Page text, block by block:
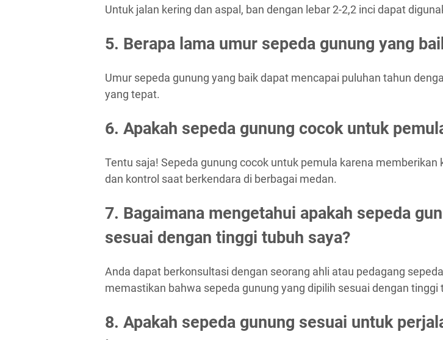
Untuk jalan kering dan aspal, ban dengan lebar 2-2,2 inci dapat
5. Berapa lama umur sepeda gunung yang
Umur sepeda gunung yang baik dapat mencapai puluhan tahun
yang tepat.
6. Apakah sepeda gunung cocok untuk
Tentu saja! Sepeda gunung cocok untuk pemula karena memberikan
dan kontrol saat berkendara di berbagai medan.
7. Bagaimana mengetahui apakah sepeda
sesuai dengan tinggi tubuh saya?
Anda dapat berkonsultasi dengan seorang ahli atau pedagang
memastikan bahwa sepeda gunung yang dipilih sesuai dengan tinggi
8. Apakah sepeda gunung sesuai untuk